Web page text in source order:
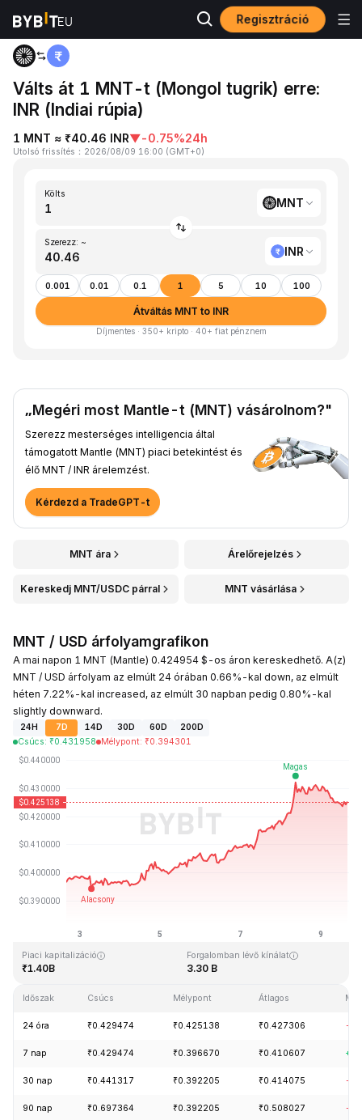
Regisztráció
Kezdőlap MNT to INR
Válts át 1 MNT-t (Mongol tugrik) erre:
INR (Indiai rúpia)
1 MNT ≈ ₹40.46 INR▼-0.75%24h
Utolsó frissítés ： 2026/08/09 16:00 (GMT+0)
Költs
MNT
Szerezz: ~
INR
0.001 0.01 0.1 1 5 10 100
Átváltás MNT to INR
Díjmentes · 350+ kripto · 40+ fiat pénznem
„Megéri most Mantle-t (MNT) vásárolnom?"
Szerezz mesterséges intelligencia által
támogatott Mantle (MNT) piaci betekintést és
élő MNT / INR árelemzést.
Kérdezd a TradeGPT-t
MNT ára Árelőrejelzés
Kereskedj MNT/USDC párral MNT vásárlása
MNT / USD árfolyamgrafikon
A mai napon 1 MNT (Mantle) 0.424954 $-os áron kereskedhető. A(z)
MNT / USD árfolyam az elmúlt 24 órában 0.66%-kal down, az elmúlt
héten 7.22%-kal increased, az elmúlt 30 napban pedig 0.80%-kal
slightly downward.
24H 7D 14D 30D 60D
200D
Csúcs: ₹0.431958 Mélypont: ₹0.394301
Utolsó frissítés: 2026-08-09, 16:00 GMT+0
₹0.307978
Piaci kapitalizáció
₹1.40B
Forgalomban lévő kínálat
3.30 B
Időszak Csúcs Mélypont Átlagos
24 óra ₹0.429474 ₹0.425138 ₹0.427306 -
7 nap ₹0.429474 ₹0.396670 ₹0.410607
30 nap ₹0.441317 ₹0.392205 ₹0.414075 -
90 nap ₹0.697364 ₹0.392205 ₹0.508027 -